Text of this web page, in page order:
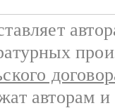
авторам